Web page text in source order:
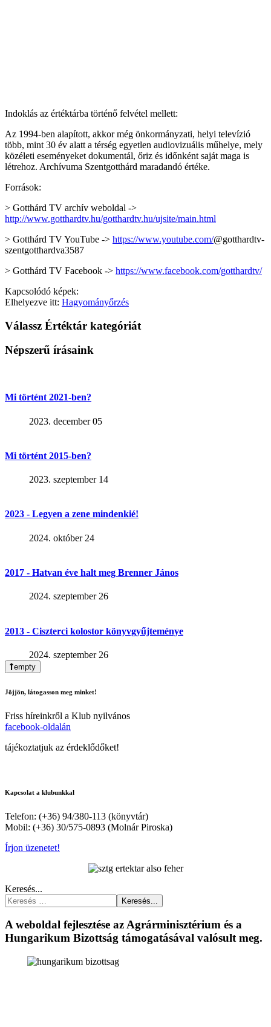
Indoklás az értéktárba történő felvétel mellett:
Az 1994-ben alapított, akkor még önkormányzati, helyi televízió
több, mint 30 év alatt a térség egyetlen audiovizuális műhelye, mely
közéleti eseményeket dokumentál, őriz és időnként saját maga is
létrehoz. Archívuma Szentgotthárd maradandó értéke.
Források:
> Gotthárd TV archív weboldal ->
http://www.gotthardtv.hu/gotthardtv.hu/ujsite/main.html
> Gotthárd TV YouTube -> https://www.youtube.com/@gotthardtv-
szentgotthardva3587
> Gotthárd TV Facebook -> https://www.facebook.com/gotthardtv/
Kapcsolódó képek:
Elhelyezve itt: Hagyományőrzés
Válassz Értéktár kategóriát
Népszerű írásaink
Mi történt 2021-ben?
2023. december 05
Mi történt 2015-ben?
2023. szeptember 14
2023 - Legyen a zene mindenkié!
2024. október 24
2017 - Hatvan éve halt meg Brenner János
2024. szeptember 26
2013 - Ciszterci kolostor könyvgyűjteménye
2024. szeptember 26
empty
Jöjjön, látogasson meg minket!
Friss híreinkről a Klub nyilvános
facebook-oldalán
tájékoztatjuk az érdeklődőket!
Kapcsolat a klubunkkal
Telefon: (+36) 94/380-113 (könyvtár)
Mobil: (+36) 30/575-0893 (Molnár Piroska)
Írjon üzenetet!
Keresés...
Keresés...
A weboldal fejlesztése az Agrárminisztérium és a
Hungarikum Bizottság támogatásával valósult meg.